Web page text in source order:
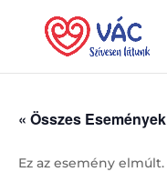
« Összes Események
Ez az esemény elmúlt.